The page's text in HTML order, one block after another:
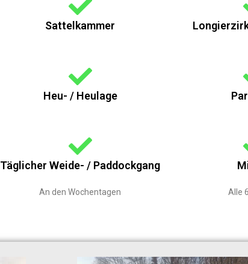
Sattelkammer
Heu- / Heulage
Täglicher Weide- / Paddockgang
An den Wochentagen Alle